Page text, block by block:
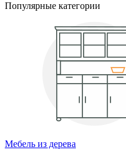
Популярные категории
Мебель из дерева